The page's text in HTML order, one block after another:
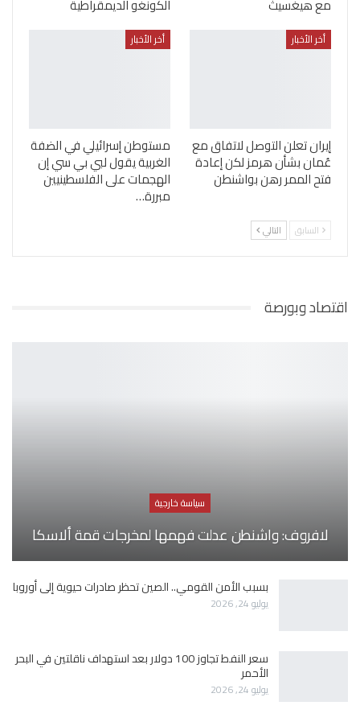
مع هيغسيث الكونغو الديمقراطية
أخر الأخبار
إيران تعلن التوصل لاتفاق مع
عُمان بشأن هرمز لكن إعادة
فتح الممر رهن بواشنطن
أخر الأخبار
مستوطن إسرائيلي في الضفة
الغربية يقول لبي بي سي إن
الهجمات على الفلسطينيين
مبررة…
السابق التالي
اقتصاد وبورصة
سياسة خارجية
لافروف: واشنطن عدلت فهمها لمخرجات قمة ألاسكا
بسبب الأمن القومي.. الصين تحظر صادرات حيوية إلى أوروبا
يوليو 24, 2026
سعر النفط تجاوز 100 دولار بعد استهداف ناقلتين في البحر
الأحمر
يوليو 24, 2026